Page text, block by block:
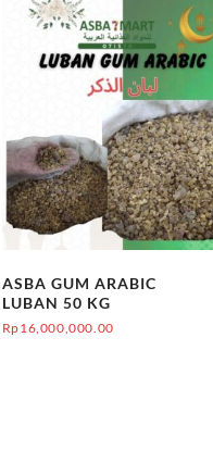
ASBA GUM ARABIC
LUBAN 50 KG
Rp16,000,000.00